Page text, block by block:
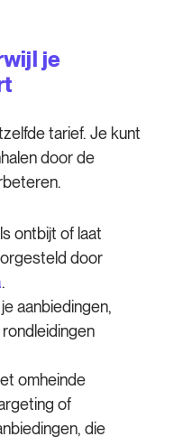
je
tarief. Je kunt
door de
ontbijt of laat
door
.
aanbiedingen,
omheinde
of
die